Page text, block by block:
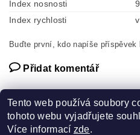
Index nosnosti
Index rychlosti
v
Buďte první, kdo napíše příspěvek
Přidat komentář
Tento web používá soubory
tohoto webu vyjadřujete
Více informací zde.